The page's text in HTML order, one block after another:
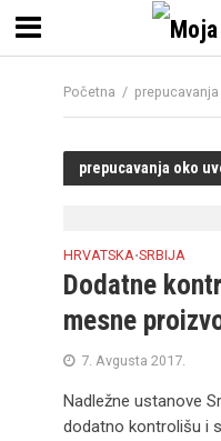
Početna /
prepucavanja oko
HRVATSKA•SRBIJA
Dodatne
mesne
7. Avgusta 2017.
Nadležne ustanove
dodatno kontrolišu i